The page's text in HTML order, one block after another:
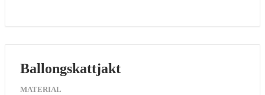
Ballongskattjakt
MATERIAL